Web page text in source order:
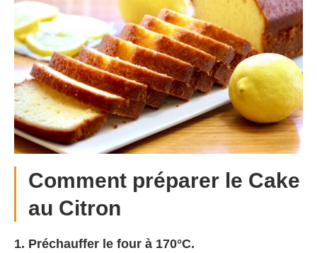
Comment préparer le Cake
au Citron
1. Préchauffer le four à 170°C.